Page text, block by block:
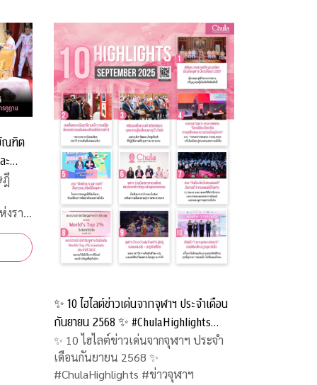
ณฑิต
ะ
น
ฎี
งราช
✨ 10 ไฮไลต์ข่าวเด่นจากจุฬาฯ ประจำเดือน
กันยายน 2568 ✨ #ChulaHighlights
#ข่าวจุฬาฯ
✨ 10 ไฮไลต์ข่าวเด่นจากจุฬาฯ ประจำ
เดือนกันยายน 2568 ✨
#ChulaHighlights #ข่าวจุฬาฯ